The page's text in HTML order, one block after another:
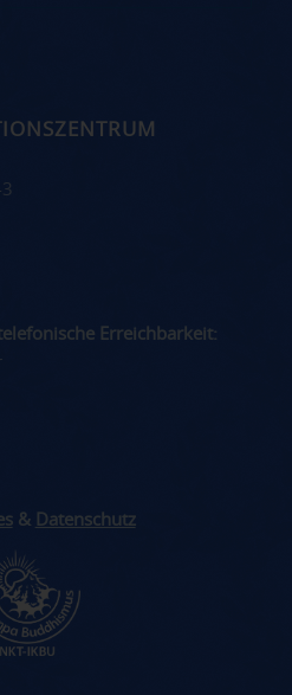
Erreichbarkeit:
& Datenschutz